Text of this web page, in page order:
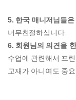
5. 한국 매니저님들
너무친절하십니다.
6. 회원님의 의견을
수업에 관련해서 프
교재가 아니여도 중